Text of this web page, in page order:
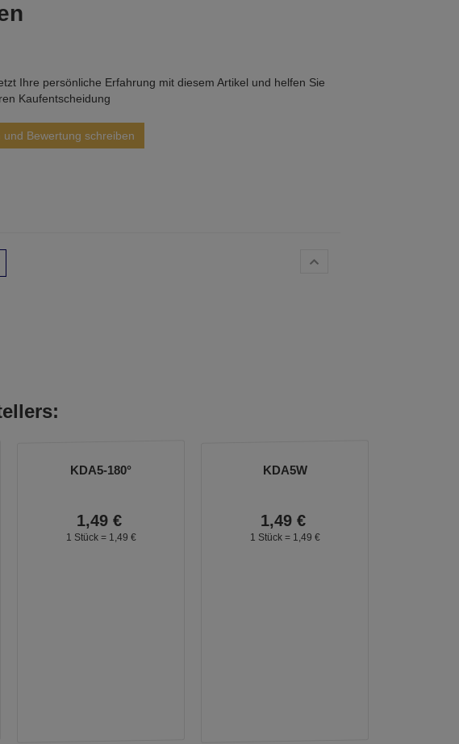
Ihre persönliche Erfahrung mit diesem Artikel und helfen Sie
Kaufentscheidung
und Bewertung schreiben
KDA5-180°
1,49 €
1 Stück = 1, 49 €
KDA5W
1,49 €
1 Stück = 1, 49 €